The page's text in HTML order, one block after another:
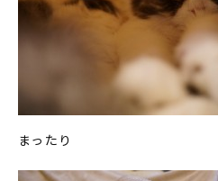
まったり